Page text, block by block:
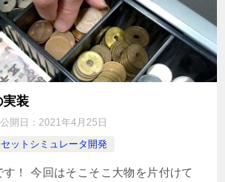
実装
公開日： 2021年4月25日
ットシミュレータ開発
！ 今回はそこそこ大物を片付けて